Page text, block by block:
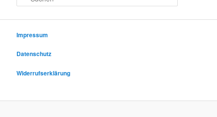
u
e
Impressum
Datenschutz
Widerrufserklärung